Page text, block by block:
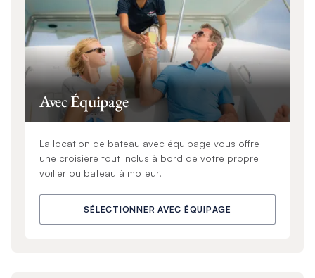
Avec Équipage
La location de bateau avec équipage vous offre
une croisière tout inclus à bord de votre propre
voilier ou bateau à moteur.
SÉLECTIONNER AVEC ÉQUIPAGE